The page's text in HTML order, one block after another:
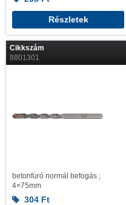
Részletek
Cikkszám
8801301
betonfúró normál befogás ;
4×75mm
304 Ft